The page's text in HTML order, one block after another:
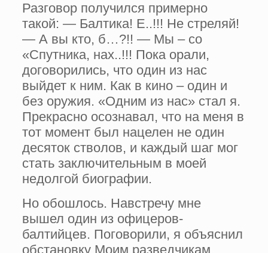
Разговор получился примерно
такой: — Балтика! Е..!!! Не стреляй!
— А вы кто, б…?!! — Мы – со
«Спутника, нах..!!! Пока орали,
договорились, что один из нас
выйдет к ним. Как в кино – один и
без оружия. «Одним из нас» стал я.
Прекрасно осознавал, что на меня в
тот момент был нацелен не один
деся­ток стволов, и каждый шаг мог
стать заключительным в моей
недолгой био­графии.
Но обошлось. Навстречу мне
вышел один из офицеров-
балтийцев. Поговорили, я объяснил
обстановку Моим разведчикам